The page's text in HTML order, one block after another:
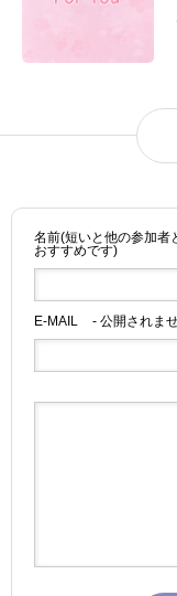
名前(短いと他の参加者
おすすめです)
E-MAIL - 公開されま